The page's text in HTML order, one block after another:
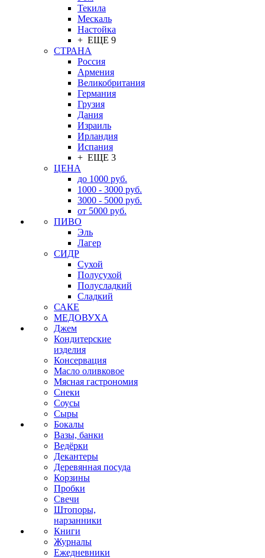
Текила
Мескаль
Настойка
+ ЕЩЕ 9
СТРАНА
Россия
Армения
Великобритания
Германия
Грузия
Дания
Израиль
Ирландия
Испания
+ ЕЩЕ 3
ЦЕНА
до 1000 руб.
1000 - 3000 руб.
3000 - 5000 руб.
от 5000 руб.
ПИВО
Эль
Лагер
СИДР
Сухой
Полусухой
Полусладкий
Сладкий
САКЕ
МЕДОВУХА
Джем
Кондитерские
изделия
Консервация
Масло оливковое
Мясная гастрономия
Снеки
Соусы
Сыры
Бокалы
Вазы, банки
Ведёрки
Декантеры
Деревянная посуда
Корзины
Пробки
Свечи
Штопоры,
нарзанники
Книги
Журналы
Ежедневники